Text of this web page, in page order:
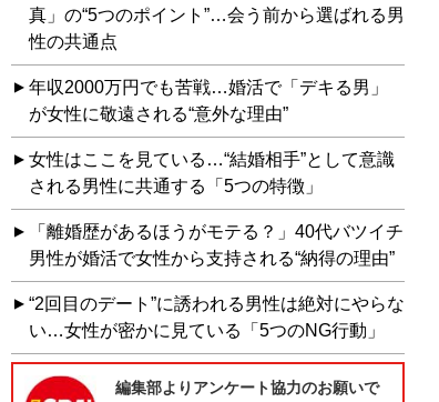
真」の“5つのポイント”…会う前から選ばれる男
性の共通点
年収2000万円でも苦戦…婚活で「デキる男」
が女性に敬遠される“意外な理由”
女性はここを見ている…“結婚相手”として意識
される男性に共通する「5つの特徴」
「離婚歴があるほうがモテる？」40代バツイチ
男性が婚活で女性から支持される“納得の理由”
“2回目のデート”に誘われる男性は絶対にやらな
い…女性が密かに見ている「5つのNG行動」